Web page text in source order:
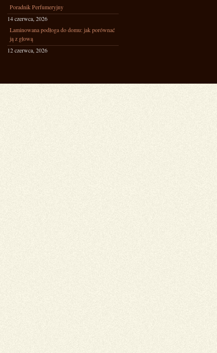
Poradnik Perfumeryjny
14 czerwca, 2026
Laminowana podłoga do domu: jak porównać
ją z głową
12 czerwca, 2026